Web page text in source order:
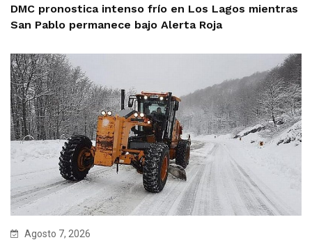
DMC pronostica intenso frío en Los Lagos mientras
San Pablo permanece bajo Alerta Roja
Agosto 7, 2026